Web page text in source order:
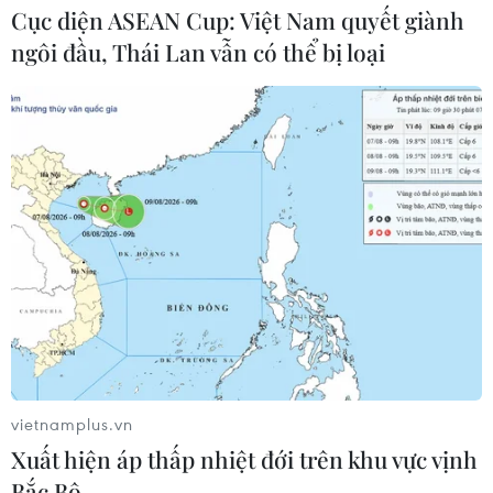
hiện trường, điều tra nguyên nhân
vụ cháy chợ Biên Hòa
Nâng cao hiệu quả đấu tranh phòng,
chống tội phạm và vi phạm pháp luật
06/08/2026 04:13
Cảnh báo thủ đoạn lừa đảo đưa lao
động thời vụ sang Hàn Quốc
06/08/2026 04:11
24 năm tù cho 2 vợ chồng tổ
Cục diện ASEAN Cup: Việt Nam quyết giành
ngôi đầu, Thái Lan vẫn có thể bị loại
vietnamplus.vn
Xuất hiện áp thấp nhiệt đới trên khu vực vịnh